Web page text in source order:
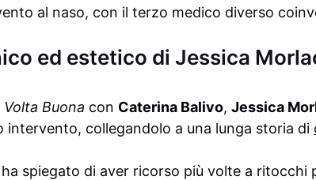
al naso, con il terzo medico diverso
ed estetico di Jessica
Volta Buona con Caterina Balivo, Jessica
intervento, collegandolo a una lunga storia di
ha spiegato di aver ricorso più volte a